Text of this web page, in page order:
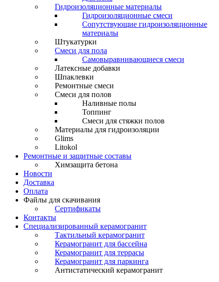
Гидроизоляционные материалы
Гидроизоляционные смеси
Сопутствующие гидроизоляционные
материалы
Штукатурки
Смеси для пола
Самовыравнивающиеся смеси
Латексные добавки
Шпаклевки
Ремонтные смеси
Смеси для полов
Наливные полы
Топпинг
Смеси для стяжки полов
Материалы для гидроизоляции
Glims
Litokol
Ремонтные и защитные составы
Химзащита бетона
Новости
Доставка
Оплата
Файлы для скачивания
Сертификаты
Контакты
Специализированный керамогранит
Тактильный керамогранит
Керамогранит для бассейна
Керамогранит для террасы
Керамогранит для паркинга
Антистатический керамогранит